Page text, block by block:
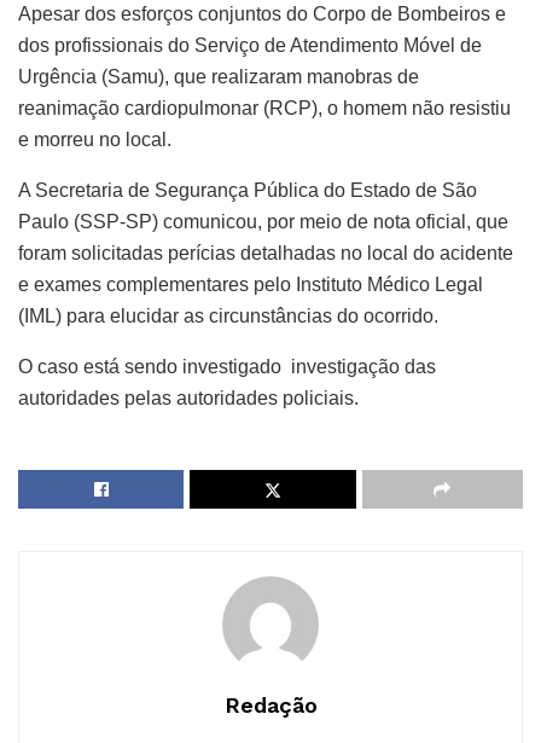
Apesar dos esforços conjuntos do Corpo de Bombeiros e
dos profissionais do Serviço de Atendimento Móvel de
Urgência (Samu), que realizaram manobras de
reanimação cardiopulmonar (RCP), o homem não resistiu
e morreu no local.
A Secretaria de Segurança Pública do Estado de São
Paulo (SSP-SP) comunicou, por meio de nota oficial, que
foram solicitadas perícias detalhadas no local do acidente
e exames complementares pelo Instituto Médico Legal
(IML) para elucidar as circunstâncias do ocorrido.
O caso está sendo investigado investigação das
autoridades pelas autoridades policiais.
Redação